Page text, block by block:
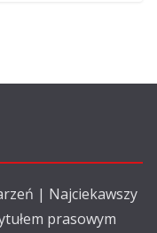
| Najciekawszy
prasowym